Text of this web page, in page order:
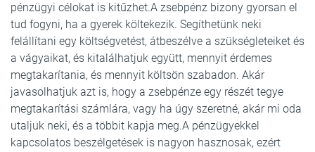
pénzügyi célokat is kitűzhet.A zsebpénz bizony gyorsan el
tud fogyni, ha a gyerek költekezik. Segíthetünk neki
felállítani egy költségvetést, átbeszélve a szükségleteiket és
a vágyaikat, és kitalálhatjuk együtt, mennyit érdemes
megtakarítania, és mennyit költsön szabadon. Akár
javasolhatjuk azt is, hogy a zsebpénze egy részét tegye
megtakarítási számlára, vagy ha úgy szeretné, akár mi oda
utaljuk neki, és a többit kapja meg.A pénzügyekkel
kapcsolatos beszélgetések is nagyon hasznosak, ezért